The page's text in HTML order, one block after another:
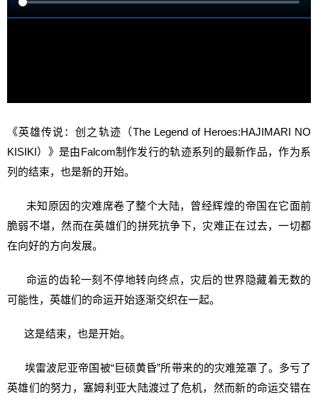
《英雄传说：创之轨迹（The Legend of Heroes:HAJIMARI NO
KISIKI）》是由Falcom制作发行的轨迹系列的最新作品，作为系
列的结束，也是新的开始。
未知原因的灾难席卷了整个大陆，曾经辉煌的帝国在它面前
脆弱不堪，然而在英雄们的拼死抗争下，灾难正在过去，一切都
在向好的方向发展。
命运的齿轮一刻不停地转向终点，灾后的世界隐藏着无数的
可能性，英雄们的命运开始逐渐交织在一起。
这是结束，也是开始。
埃雷波尼亚帝国被“巨硕黄昏”所带来的的灾难笼罩了。多亏了
英雄们的努力，塞姆利亚大陆渡过了危机，然而新的命运交错在